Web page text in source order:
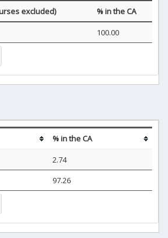
excluded)
% in the CA
100.00
% in the CA
2.74
97.26